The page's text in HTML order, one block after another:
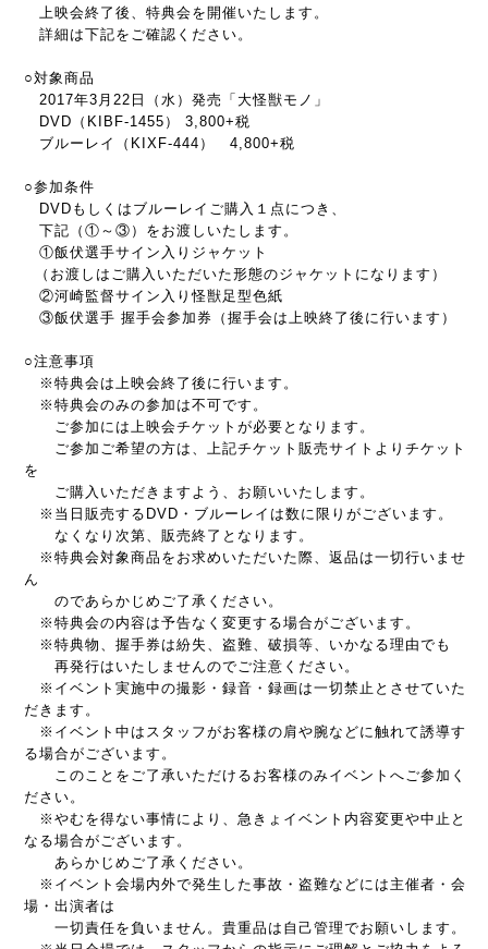
上映会終了後、特典会を開催いたします。
詳細は下記をご確認ください。
○対象商品
2017年3月22日（水）発売「大怪獣モノ」
DVD（KIBF-1455） 3,800+税
ブルーレイ（KIXF-444） 4,800+税
○参加条件
DVDもしくはブルーレイご購入１点につき、
下記（①～③）をお渡しいたします。
①飯伏選手サイン入りジャケット
（お渡しはご購入いただいた形態のジャケットになります）
②河崎監督サイン入り怪獣足型色紙
③飯伏選手 握手会参加券（握手会は上映終了後に行います）
○注意事項
※特典会は上映会終了後に行います。
※特典会のみの参加は不可です。
ご参加には上映会チケットが必要となります。
ご参加ご希望の方は、上記チケット販売サイトよりチケット
を
ご購入いただきますよう、お願いいたします。
※当日販売するDVD・ブルーレイは数に限りがございます。
なくなり次第、販売終了となります。
※特典会対象商品をお求めいただいた際、返品は一切行いませ
ん
のであらかじめご了承ください。
※特典会の内容は予告なく変更する場合がございます。
※特典物、握手券は紛失、盗難、破損等、いかなる理由でも
再発行はいたしませんのでご注意ください。
※イベント実施中の撮影・録音・録画は一切禁止とさせていた
だきます。
※イベント中はスタッフがお客様の肩や腕などに触れて誘導す
る場合がございます。
このことをご了承いただけるお客様のみイベントへご参加く
ださい。
※やむを得ない事情により、急きょイベント内容変更や中止と
なる場合がございます。
あらかじめご了承ください。
※イベント会場内外で発生した事故・盗難などには主催者・会
場・出演者は
一切責任を負いません。貴重品は自己管理でお願いします。